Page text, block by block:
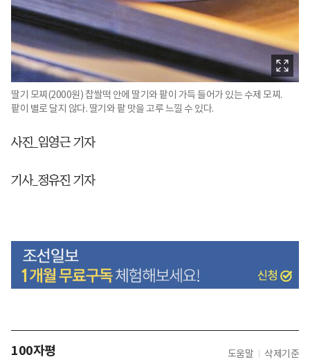
딸기 모찌(2000원) 찹쌀떡 안에 딸기와 팥이 가득 들어가 있는 수제 모찌.
팥이 별로 달지 않다. 딸기와 팥 맛을 고루 느낄 수 있다.
사진_임영근 기자
기사_정유진 기자
100자평 도움말 삭제기준